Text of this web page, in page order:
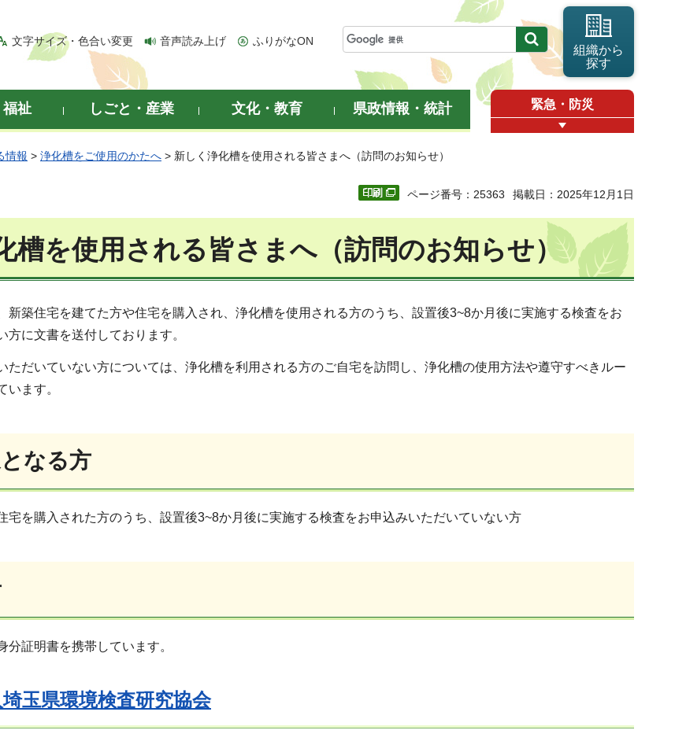
文字サイズ・色合い変更 音声読み上げ ふりがなON
組織から
探す
福祉 しごと・産業 文化・教育 県政情報・統計 緊急・防災
情報 > 浄化槽をご使用のかたへ > 新しく浄化槽を使用される皆さまへ（訪問のお知らせ）
ページ番号：25363 掲載日：2025年12月1日
槽を使用される皆さまへ（訪問のお知らせ）
新築住宅を建てた方や住宅を購入され、浄化槽を使用される方のうち、設置後3~8か月後に実施する検査をお
方に文書を送付しております。
ただいていない方については、浄化槽を利用される方のご自宅を訪問し、浄化槽の使用方法や遵守すべきルー
います。
なる方
宅を購入された方のうち、設置後3~8か月後に実施する検査をお申込みいただいていない方
分証明書を携帯しています。
玉県環境検査研究協会